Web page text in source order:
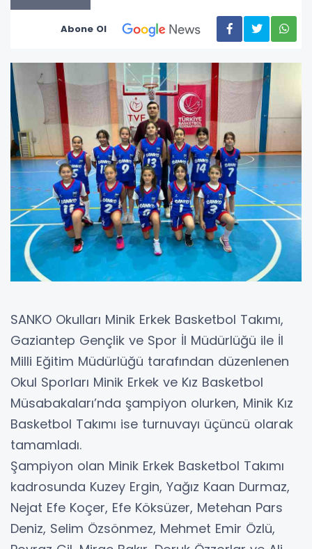
Abone Ol
SANKO Okulları Minik Erkek Basketbol Takımı,
Gaziantep Gençlik ve Spor İl Müdürlüğü ile İl
Milli Eğitim Müdürlüğü tarafından düzenlenen
Okul Sporları Minik Erkek ve Kız Basketbol
Müsabakaları’nda şampiyon olurken, Minik Kız
Basketbol Takımı ise turnuvayı üçüncü olarak
tamamladı.
Şampiyon olan Minik Erkek Basketbol Takımı
kadrosunda Kuzey Ergin, Yağız Kaan Durmaz,
Nejat Efe Koçer, Efe Köksüzer, Metehan Pars
Deniz, Selim Özsönmez, Mehmet Emir Özlü,